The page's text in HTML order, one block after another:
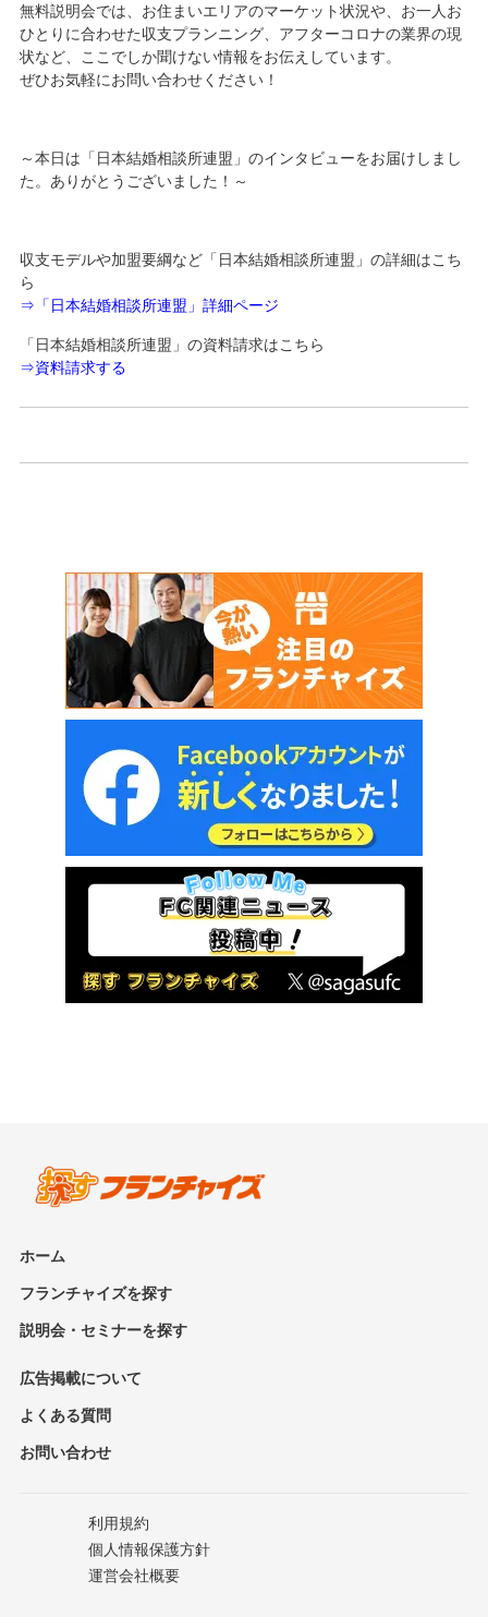
無料説明会では、お住まいエリアのマーケット状況や、お一人お
ひとりに合わせた収支プランニング、アフターコロナの業界の現
状など、ここでしか聞けない情報をお伝えしています。
ぜひお気軽にお問い合わせください！
～本日は「日本結婚相談所連盟」のインタビューをお届けしまし
た。ありがとうございました！～
収支モデルや加盟要綱など「日本結婚相談所連盟」の詳細はこち
ら
⇒ 「日本結婚相談所連盟」詳細ページ
「日本結婚相談所連盟」の資料請求はこちら
⇒資料請求する
ホーム
フランチャイズを探す
説明会・セミナーを探す
広告掲載について
よくある質問
お問い合わせ
利用規約
個人情報保護方針
運営会社概要